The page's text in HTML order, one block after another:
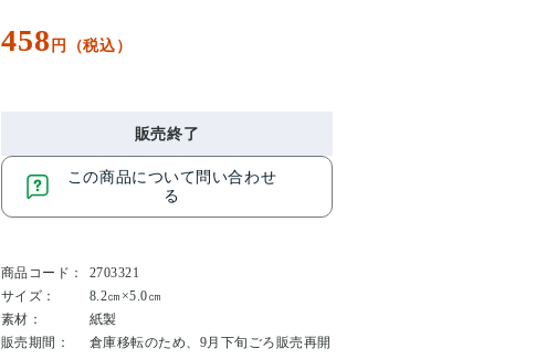
458 円（税込）
販売終了
この商品について問い合わせ
る
商品コード：
2703321
サイズ：
8.2㎝×5.0㎝
素材：
紙製
販売期間：
倉庫移転のため、9月下旬ごろ販売再開